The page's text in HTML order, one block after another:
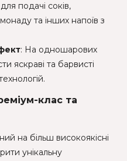
подачі соків,
та інших напоїв з
: На одношарових
яскраві та барвисті
клас та
на більш високоякісні
унікальну